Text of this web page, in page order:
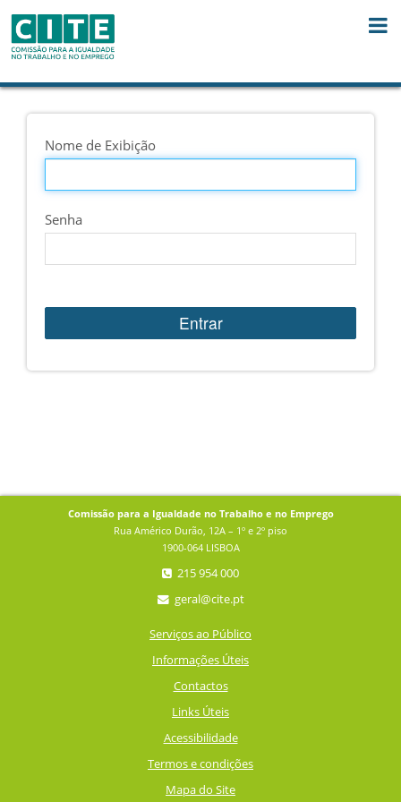
Nome de Exibição
Senha
Entrar
Comissão para a Igualdade no Trabalho e no Emprego
Rua Américo Durão, 12A – 1º e 2º piso
1900-064 LISBOA
215 954 000
geral@cite.pt
Serviços ao Público
Informações Úteis
Contactos
Links Úteis
Acessibilidade
Termos e condições
Mapa do Site